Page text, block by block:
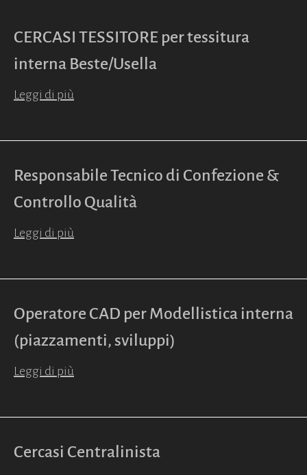
CERCASI TESSITORE per tessitura
interna Beste/Usella
Leggi di più
Responsabile Tecnico di Confezione &
Controllo Qualità
Leggi di più
Operatore CAD per Modellistica interna
(piazzamenti, sviluppi)
Leggi di più
Cercasi Centralinista